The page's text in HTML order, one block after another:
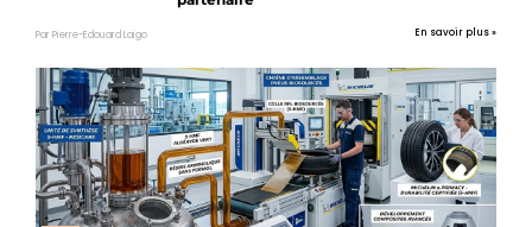
Par Pierre-Edouard Laigo En savoir plus »